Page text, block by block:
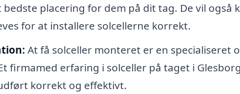
placering for dem på dit tag. De vil også
for at installere solcellerne korrekt.
At få solceller monteret er en specialiseret
firmamed erfaring i solceller på taget i
korrekt og effektivt.